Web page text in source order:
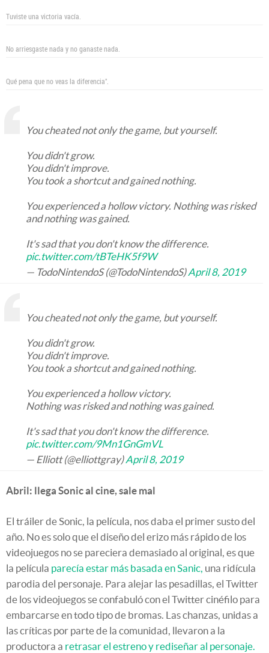
Tuviste una victoria vacía.
No arriesgaste nada y no ganaste nada.
Qué pena que no veas la diferencia".
You cheated not only the game, but yourself.
You didn't grow.
You didn't improve.
You took a shortcut and gained nothing.
You experienced a hollow victory. Nothing was risked
and nothing was gained.
It's sad that you don't know the difference.
pic.twitter.com/tBTeHK5f9W
— TodoNintendoS (@TodoNintendoS)April 8, 2019
You cheated not only the game, but yourself.
You didn't grow.
You didn't improve.
You took a shortcut and gained nothing.
You experienced a hollow victory.
Nothing was risked and nothing was gained.
It's sad that you don't know the difference.
pic.twitter.com/9Mn1GnGmVL
— Elliott (@elliottgray)April 8, 2019
Abril: llega Sonic al cine, sale mal
El tráiler de Sonic, la película, nos daba el primer susto del
año. No es solo que el diseño del erizo más rápido de los
videojuegos no se pareciera demasiado al original, es que
la película parecía estar más basada en Sanic, una ridícula
parodia del personaje. Para alejar las pesadillas, el Twitter
de los videojuegos se confabuló con el Twitter cinéfilo para
embarcarse en todo tipo de bromas. Las chanzas, unidas a
las críticas por parte de la comunidad, llevaron a la
productora a retrasar el estreno y rediseñar al personaje.